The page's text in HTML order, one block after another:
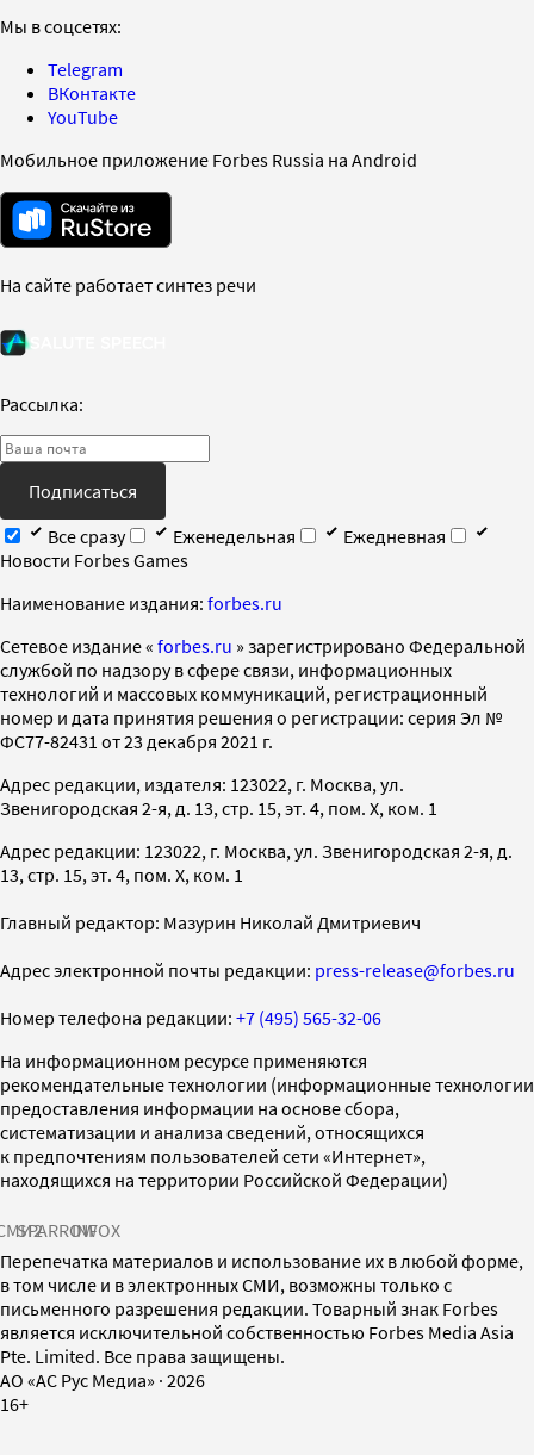
Мы в соцсетях:
Telegram
ВКонтакте
YouTube
Мобильное приложение Forbes Russia на Android
На сайте работает синтез речи
Рассылка:
Подписаться
Все сразу
Еженедельная
Ежедневная
Новости Forbes Games
Наименование издания: forbes.ru
Cетевое издание « forbes.ru » зарегистрировано Федеральной
службой по надзору в сфере связи, информационных
технологий и массовых коммуникаций, регистрационный
номер и дата принятия решения о регистрации: серия Эл №
ФС77-82431 от 23 декабря 2021 г.
Адрес редакции, издателя: 123022, г. Москва, ул.
Звенигородская 2-я, д. 13, стр. 15, эт. 4, пом. X, ком. 1
Адрес редакции: 123022, г. Москва, ул. Звенигородская 2-я, д.
13, стр. 15, эт. 4, пом. X, ком. 1
Главный редактор: Мазурин Николай Дмитриевич
Адрес электронной почты редакции: press-release@forbes.ru
Номер телефона редакции: +7 (495) 565-32-06
На информационном ресурсе применяются
рекомендательные технологии (информационные технологии
предоставления информации на основе сбора,
систематизации и анализа сведений, относящихся
к предпочтениям пользователей сети «Интернет»,
находящихся на территории Российской Федерации)
SPARROWINFOX
Перепечатка материалов и использование их в любой форме,
в том числе и в электронных СМИ, возможны только с
письменного разрешения редакции. Товарный знак Forbes
является исключительной собственностью Forbes Media Asia
Pte. Limited. Все права защищены.
AO «АС Рус Медиа» · 2026
16+